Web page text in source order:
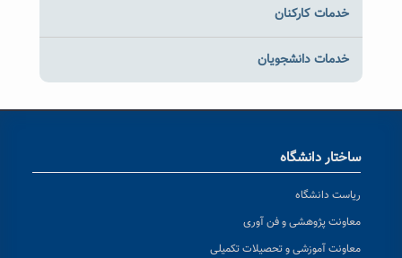
خدمات کارکنان
خدمات دانشجویان
ساختار دانشگاه
ریاست دانشگاه
معاونت پژوهشی و فن آوری
معاونت آموزشی و تحصیلات تکمیلی